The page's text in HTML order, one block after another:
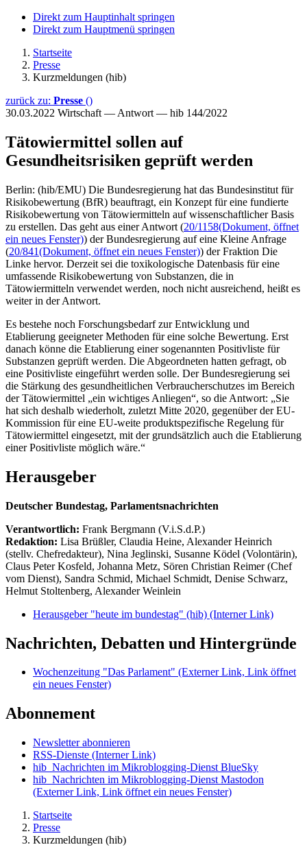
Direkt zum Hauptinhalt springen
Direkt zum Hauptmenü springen
Startseite
Presse
Kurzmeldungen (hib)
zurück zu: Presse ()
30.03.2022 Wirtschaft — Antwort — hib 144/2022
Tätowiermittel sollen auf
Gesundheitsrisiken geprüft werden
Berlin: (hib/EMU) Die Bundesregierung hat das Bundesinstitut für
Risikobewertung (BfR) beauftragt, ein Konzept für eine fundierte
Risikobewertung von Tätowiermitteln auf wissenschaftlicher Basis
zu erstellen. Das geht aus einer Antwort (20/1158(Dokument, öffnet
ein neues Fenster)) der Bundesregierung auf eine Kleine Anfrage
(20/841(Dokument, öffnet ein neues Fenster)) der Fraktion Die
Linke hervor. Derzeit sei die toxikologische Datenbasis für eine
umfassende Risikobewertung von Substanzen, die in
Tätowiermitteln verwendet werden, noch nicht ausreichend, heißt es
weiter in der Antwort.
Es bestehe noch Forschungsbedarf zur Entwicklung und
Etablierung geeigneter Methoden für eine solche Bewertung. Erst
danach könne die Etablierung einer sogenannten Positivliste für
Substanzen geprüft werden. Die Abgeordneten hatten gefragt, ob
eine Positivliste eingeführt werden solle. Der Bundesregierung sei
die Stärkung des gesundheitlichen Verbraucherschutzes im Bereich
der Tätowiermittel „ein wichtiges Anliegen“, so die Antwort: „Sie
hat sich deshalb wiederholt, zuletzt Mitte 2020, gegenüber der EU-
Kommission für eine EU-weite produktspezifische Regelung für
Tätowiermittel eingesetzt, mit der grundsätzlich auch die Etablierung
einer Positivliste möglich wäre.“
Herausgeber
Deutscher Bundestag, Parlamentsnachrichten
Verantwortlich: Frank Bergmann (V.i.S.d.P.)
Redaktion: Lisa Brüßler, Claudia Heine, Alexander Heinrich
(stellv. Chefredakteur), Nina Jeglinski, Susanne Ködel (Volontärin),
Claus Peter Kosfeld, Johanna Metz, Sören Christian Reimer (Chef
vom Dienst), Sandra Schmid, Michael Schmidt, Denise Schwarz,
Helmut Stoltenberg, Alexander Weinlein
Herausgeber "heute im bundestag" (hib) (Interner Link)
Nachrichten, Debatten und Hintergründe
Wochenzeitung "Das Parlament" (Externer Link, Link öffnet
ein neues Fenster)
Abonnement
Newsletter abonnieren
RSS-Dienste (Interner Link)
hib_Nachrichten im Mikroblogging-Dienst BlueSky
hib_Nachrichten im Mikroblogging-Dienst Mastodon
(Externer Link, Link öffnet ein neues Fenster)
Startseite
Presse
Kurzmeldungen (hib)